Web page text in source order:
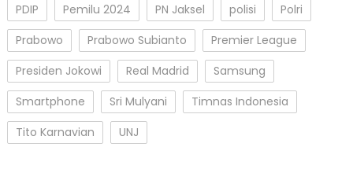
PDIP
Pemilu 2024 PN Jaksel polisi
Polri
Prabowo
Prabowo Subianto
Premier League
Presiden Jokowi
Real Madrid
Samsung
Smartphone
Sri Mulyani
Timnas Indonesia
Tito Karnavian
UNJ